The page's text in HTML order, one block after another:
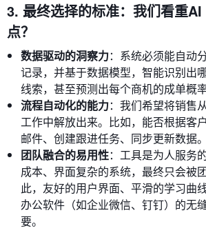
3. 最终选择的标准：我们看重
点？
数据驱动的洞察力：系统必须能自动
记录，并基于数据模型，智能识别出
线索，甚至预测出每个商机的成单概率
流程自动化的能力：我们希望将销售
工作中解放出来。比如，能否根据客
邮件、创建跟进任务、同步更新数据。
团队融合的易用性：工具是为人服务
成本、界面复杂的系统，最终只会被
此，友好的用户界面、平滑的学习曲
办公软件（如企业微信、钉钉）的无
要。